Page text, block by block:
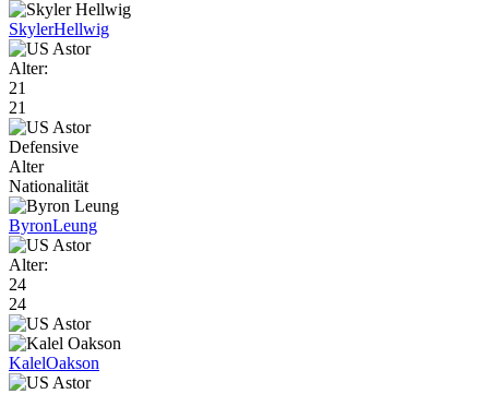
SkylerHellwig
Alter:
21
21
Defensive
Alter
Nationalität
ByronLeung
Alter:
24
24
KalelOakson